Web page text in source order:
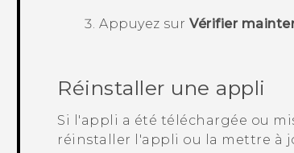
Appuyez surVérifier
Réinstaller une appli
Si l'appli a été téléchargée ou
réinstaller l'appli ou la mettre à